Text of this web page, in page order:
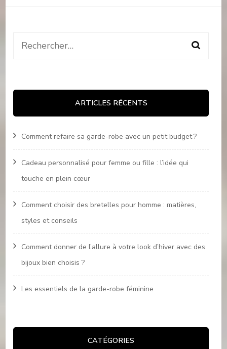
Rechercher :
ARTICLES RÉCENTS
Comment refaire sa garde-robe avec un petit budget ?
Cadeau personnalisé pour femme ou fille : l’idée qui
touche en plein cœur
Comment choisir des bretelles pour homme : matières,
styles et conseils
Comment donner de l’allure à votre look d’hiver avec des
bijoux bien choisis ?
Les essentiels de la garde-robe féminine
CATÉGORIES